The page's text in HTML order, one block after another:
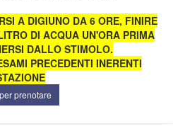
A DIGIUNO DA 6 ORE, FINIRE
DI ACQUA UN'ORA PRIMA
DALLO STIMOLO.
PRECEDENTI INERENTI
prenotare